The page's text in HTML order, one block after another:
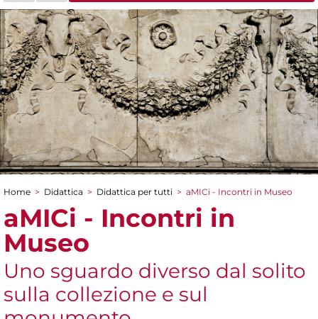
Tu sei qui
Home > Didattica > Didattica per tutti > aMICi - Incontri in Museo
aMICi - Incontri in
Museo
Uno sguardo diverso dal solito
sulla collezione e sul